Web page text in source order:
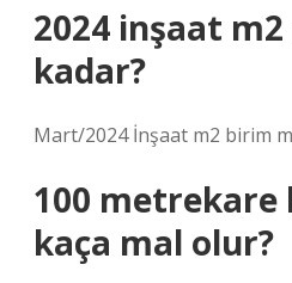
2024 inşaat
kadar?
Mart/2024 İnşaat m2 birim
100 metrekare
kaça mal olur?